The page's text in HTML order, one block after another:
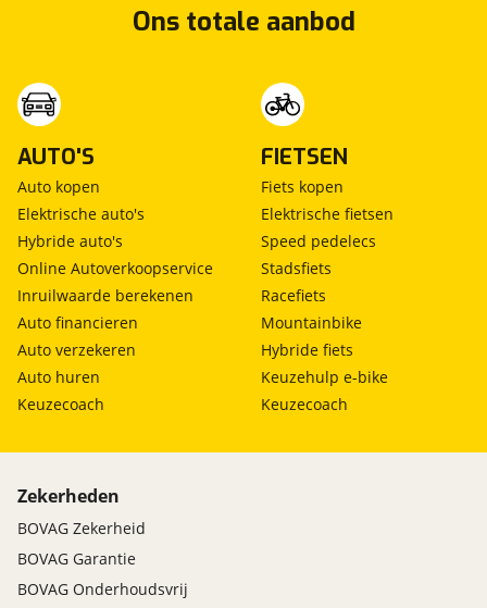
Ons totale aanbod
AUTO'S
Auto kopen
Elektrische auto's
Hybride auto's
Online Autoverkoopservice
Inruilwaarde berekenen
Auto financieren
Auto verzekeren
Auto huren
Keuzecoach
FIETSEN
Fiets kopen
Elektrische fietsen
Speed pedelecs
Stadsfiets
Racefiets
Mountainbike
Hybride fiets
Keuzehulp e-bike
Keuzecoach
Zekerheden
BOVAG Zekerheid
BOVAG Garantie
BOVAG Onderhoudsvrij